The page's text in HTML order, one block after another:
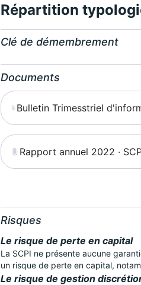
Répartition
Clé de démembrement
Documents
Bulletin Trimesstriel
2023 · SCPI Logipierre 3
Rapport annuel 2022 ·
3
Risques
Le risque de perte en capital
La SCPI ne présente aucune
un risque de perte en capital,
Le risque de gestion